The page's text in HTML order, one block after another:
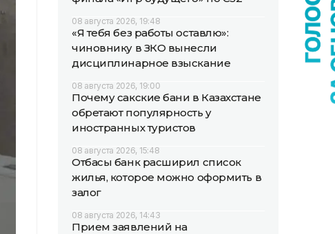
08 августа 2026, 19:48
«Я тебя без работы оставлю»:
чиновнику в ЗКО вынесли
дисциплинарное взыскание
08 августа 2026, 19:00
Почему сакские бани в Казахстане
обретают популярность у
иностранных туристов
08 августа 2026, 15:48
Отбасы банк расширил список
жилья, которое можно оформить в
залог
08 августа 2026, 14:43
Прием заявлений на